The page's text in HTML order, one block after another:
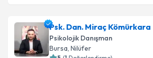
Dr. Psk. Dan. Semra Çakıriçin
talebi oluşturun. Size bu uzmandan
için bir takvim hazırlandığında e-posta
bilgilendireceğiz.
Psk. Dan. Miraç Kömürkara
Psikolojik Danışman
Bursa, Nilüfer